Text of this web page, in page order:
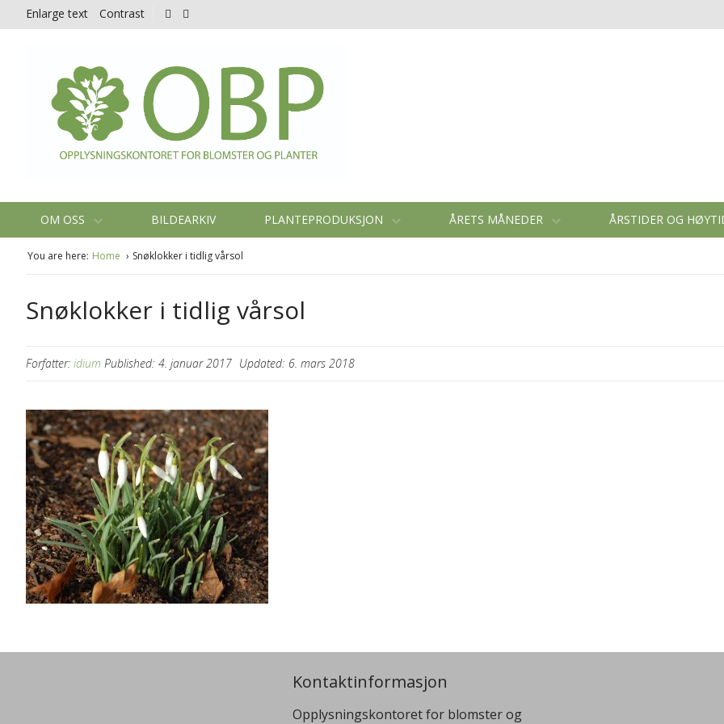
Enlarge text Contrast
OM OSS BILDEARKIV PLANTEPRODUKSJON ÅRETS MÅNEDER ÅRSTIDER OG
You are here: Home Snøklokker i tidlig vårsol
Snøklokker i tidlig vårsol
Forfatter: idium Published: 4. januar 2017 Updated: 6. mars 2018
Kontaktinformasjon
Opplysningskontoret for blomster og